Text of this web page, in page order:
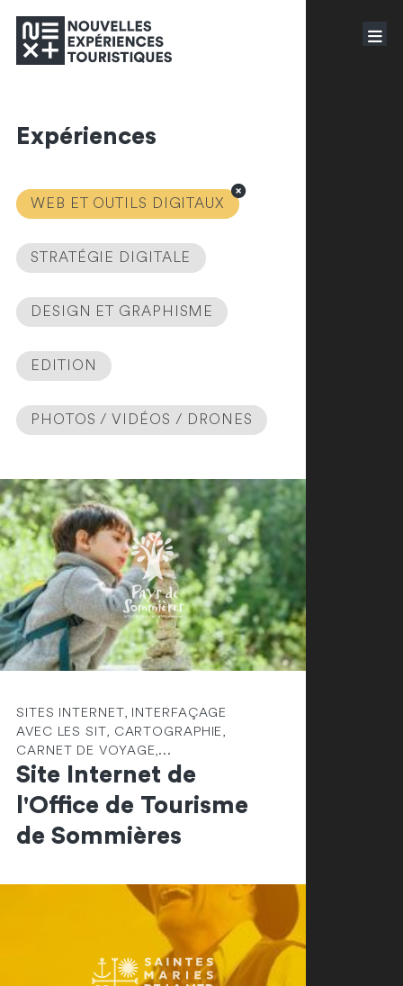
Expériences
WEB ET OUTILS DIGITAUX
STRATÉGIE DIGITALE
DESIGN ET GRAPHISME
EDITION
PHOTOS / VIDÉOS / DRONES
SITES INTERNET, INTERFAÇAGE
AVEC LES SIT, CARTOGRAPHIE,
CARNET DE VOYAGE,...
Site Internet de
l'Office de Tourisme
de Sommières